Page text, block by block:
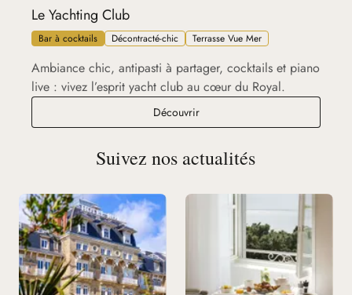
Le Yachting Club
Bar à cocktails Décontracté-chic Terrasse Vue Mer
Ambiance chic, antipasti à partager, cocktails et piano
live : vivez l’esprit yacht club au cœur du Royal.
DécouvrirLe Yachting Club
Suivez nos actualités